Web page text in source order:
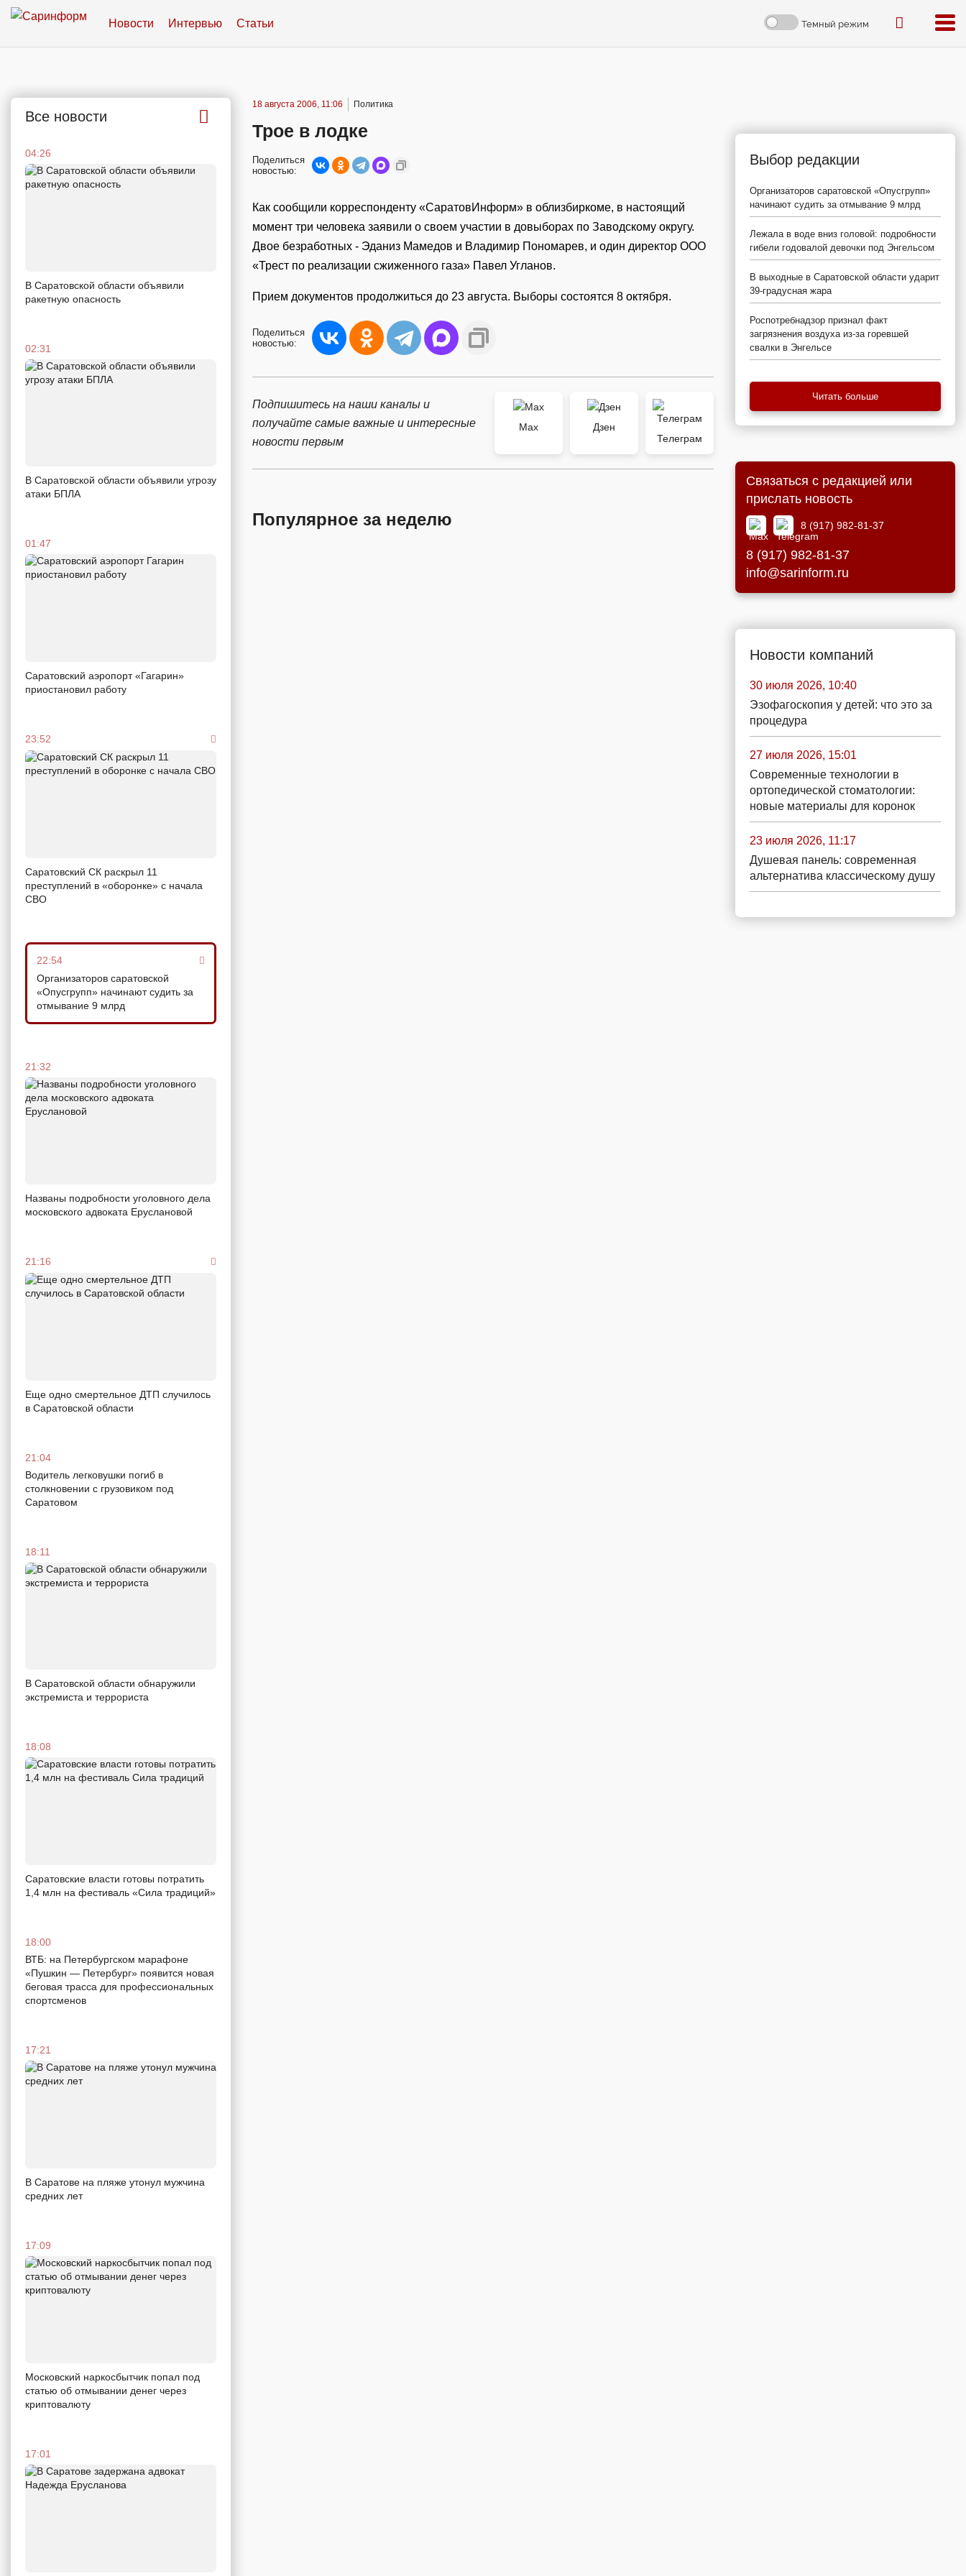
Новости Интервью Статьи Темный режим
Все новости
04:26
В Саратовской области объявили
ракетную опасность
02:31
В Саратовской области объявили угрозу
атаки БПЛА
01:47
Саратовский аэропорт «Гагарин»
приостановил работу
23:52
Саратовский СК раскрыл 11
преступлений в «оборонке» с начала
СВО
22:54
Организаторов саратовской
«Опусгрупп» начинают судить за
отмывание 9 млрд
21:32
Названы подробности уголовного дела
московского адвоката Еруслановой
21:16
Еще одно смертельное ДТП случилось
в Саратовской области
21:04
Водитель легковушки погиб в
столкновении с грузовиком под
Саратовом
18:11
В Саратовской области обнаружили
экстремиста и террориста
18:08
Саратовские власти готовы потратить
1,4 млн на фестиваль «Сила традиций»
18:00
ВТБ: на Петербургском марафоне
«Пушкин — Петербург» появится новая
беговая трасса для профессиональных
спортсменов
17:21
В Саратове на пляже утонул мужчина
средних лет
17:09
Московский наркосбытчик попал под
статью об отмывании денег через
криптовалюту
17:01
18 августа 2006, 11:06 Политика
Трое в лодке
Поделиться
новостью:
Как сообщили корреспонденту «СаратовИнформ» в облизбиркоме, в настоящий
момент три человека заявили о своем участии в довыборах по Заводскому округу.
Двое безработных - Эданиз Мамедов и Владимир Пономарев, и один директор ООО
«Трест по реализации сжиженного газа» Павел Угланов.
Прием документов продолжиться до 23 августа. Выборы состоятся 8 октября.
Поделиться
новостью:
Подпишитесь на наши каналы и
получайте самые важные и интересные
новости первым
Max
Дзен
Телеграм
Популярное за неделю
Выбор редакции
Организаторов саратовской «Опусгрупп»
начинают судить за отмывание 9 млрд
Лежала в воде вниз головой: подробности
гибели годовалой девочки под Энгельсом
В выходные в Саратовской области ударит
39-градусная жара
Роспотребнадзор признал факт
загрязнения воздуха из-за горевшей
свалки в Энгельсе
Читать больше
Связаться с редакцией или
прислать новость
8 (917) 982-81-37
8 (917) 982-81-37
info@sarinform.ru
Новости компаний
30 июля 2026, 10:40
Эзофагоскопия у детей: что это за
процедура
27 июля 2026, 15:01
Современные технологии в
ортопедической стоматологии:
новые материалы для коронок
23 июля 2026, 11:17
Душевая панель: современная
альтернатива классическому душу